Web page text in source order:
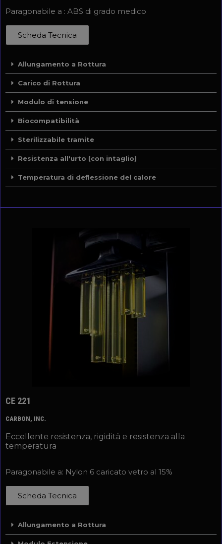
Paragonabile a : ABS di grado medico
Scheda Tecnica
Allungamento a Rottura
Carico di Rottura
Modulo di tensione
Biocompatibilità
Sterilizzabile tramite
Resistenza all'urto (con intaglio)
Temperatura di deflessione del calore
CE 221
CARBON, INC.
Eccellente resistenza, rigidità e resistenza alla
temperatura
Paragonabile a: Nylon 6 caricato vetro al 15%
Scheda Tecnica
Allungamento a Rottura